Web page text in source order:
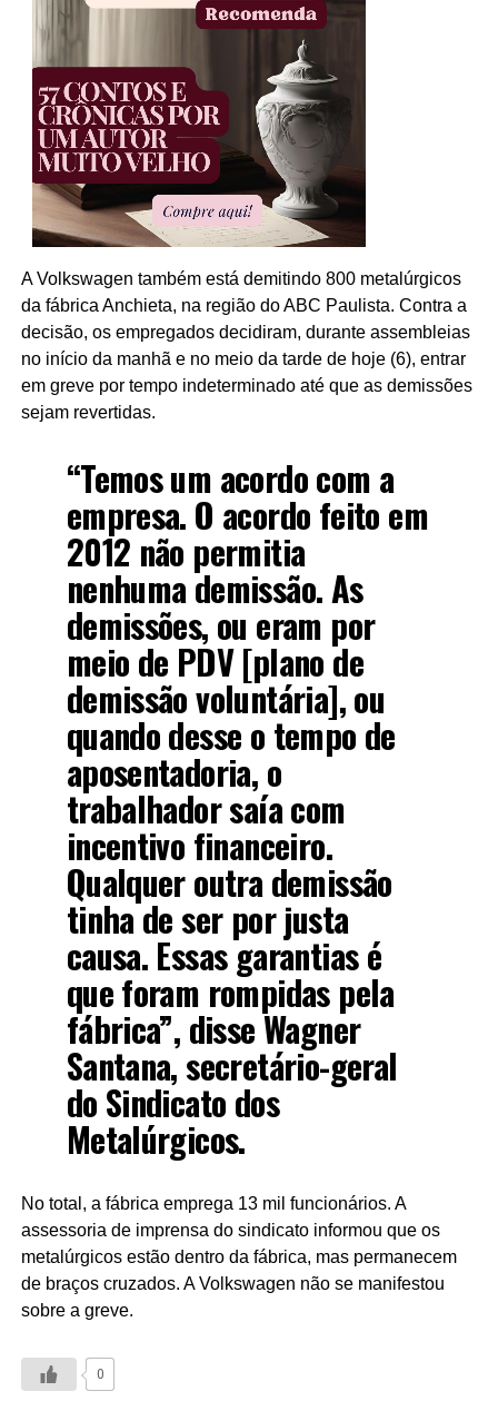
A Volkswagen também está demitindo 800 metalúrgicos
da fábrica Anchieta, na região do ABC Paulista. Contra a
decisão, os empregados decidiram, durante assembleias
no início da manhã e no meio da tarde de hoje (6), entrar
em greve por tempo indeterminado até que as demissões
sejam revertidas.
“Temos um acordo com a
empresa. O acordo feito em
2012 não permitia
nenhuma demissão. As
demissões, ou eram por
meio de PDV [plano de
demissão voluntária], ou
quando desse o tempo de
aposentadoria, o
trabalhador saía com
incentivo financeiro.
Qualquer outra demissão
tinha de ser por justa
causa. Essas garantias é
que foram rompidas pela
fábrica”, disse Wagner
Santana, secretário-geral
do Sindicato dos
Metalúrgicos.
No total, a fábrica emprega 13 mil funcionários. A
assessoria de imprensa do sindicato informou que os
metalúrgicos estão dentro da fábrica, mas permanecem
de braços cruzados. A Volkswagen não se manifestou
sobre a greve.
0